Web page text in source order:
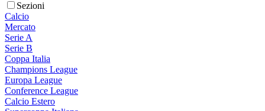
Sezioni
Calcio
Mercato
Serie A
Serie B
Coppa Italia
Champions League
Europa League
Conference League
Calcio Estero